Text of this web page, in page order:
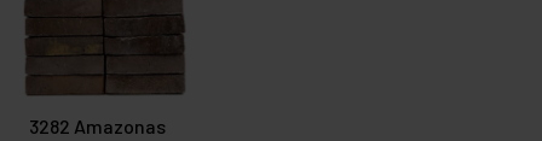
3282 Amazonas